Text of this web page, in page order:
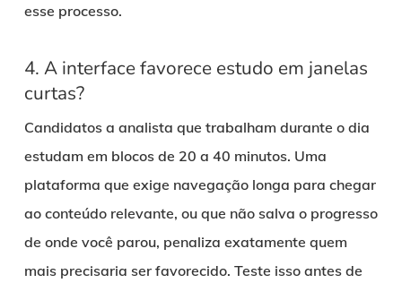
esse processo.
4. A interface favorece estudo em janelas
curtas?
Candidatos a analista que trabalham durante o dia
estudam em blocos de 20 a 40 minutos. Uma
plataforma que exige navegação longa para chegar
ao conteúdo relevante, ou que não salva o progresso
de onde você parou, penaliza exatamente quem
mais precisaria ser favorecido. Teste isso antes de